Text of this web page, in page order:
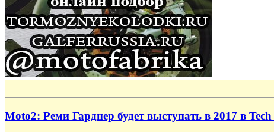
Moto2: Реми Гарднер будет выступать в 2017 в Tech